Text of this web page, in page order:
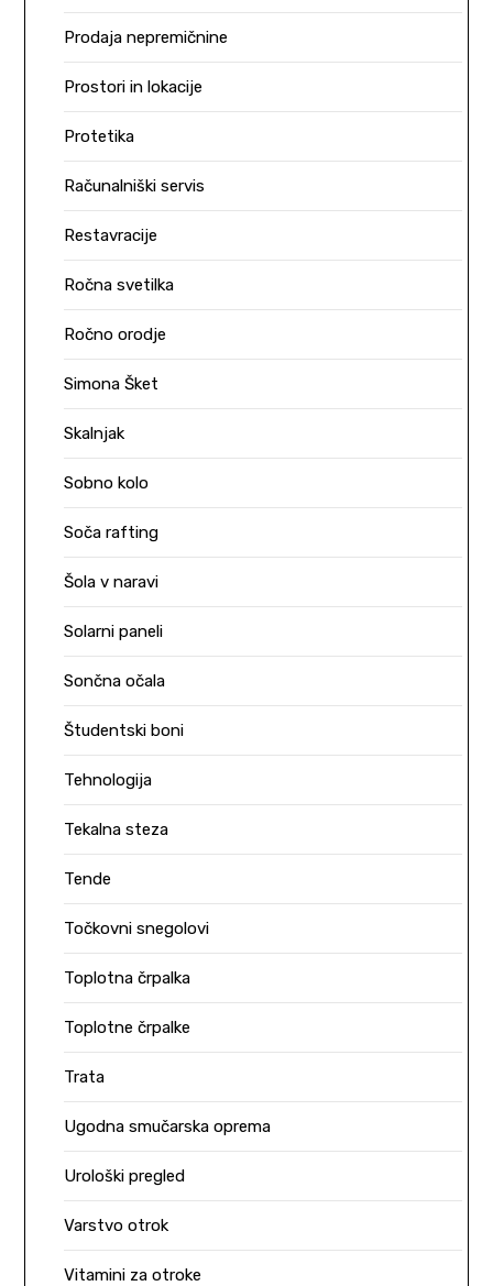
Prodaja nepremičnine
Prostori in lokacije
Protetika
Računalniški servis
Restavracije
Ročna svetilka
Ročno orodje
Simona Šket
Skalnjak
Sobno kolo
Soča rafting
Šola v naravi
Solarni paneli
Sončna očala
Študentski boni
Tehnologija
Tekalna steza
Tende
Točkovni snegolovi
Toplotna črpalka
Toplotne črpalke
Trata
Ugodna smučarska oprema
Urološki pregled
Varstvo otrok
Vitamini za otroke